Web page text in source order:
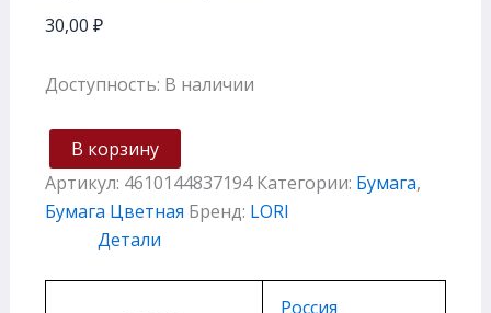
30,00 ₽
Доступность: В наличии
В корзину
Артикул: 4610144837194 Категории: Бумага,
Бумага Цветная Бренд: LORI
Детали
Россия